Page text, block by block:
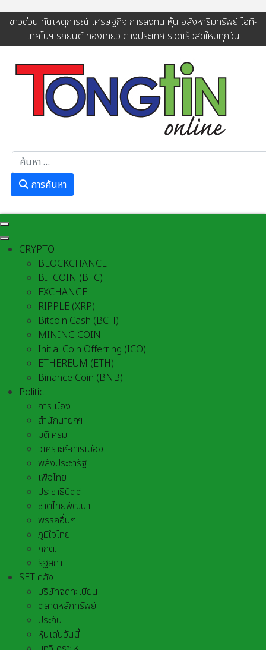
ข่าวด่วน ทันเหตุการณ์ เศรษฐกิจ การลงทุน หุ้น อสังหาริมทรัพย์ ไอที-
เทคโนฯ รถยนต์ ท่องเที่ยว ต่างประเทศ รวดเร็วสดใหม่ทุกวัน
การค้นหา
CRYPTO
BLOCKCHANCE
BITCOIN (BTC)
EXCHANGE
RIPPLE (XRP)
Bitcoin Cash (BCH)
MINING COIN
Initial Coin Offerring (ICO)
ETHEREUM (ETH)
Binance Coin (BNB)
Politic
การเมือง
สำนักนายกฯ
มติ ครม.
วิเคราะห์-การเมือง
พลังประชารัฐ
เพื่อไทย
ประชาธิปัตต์
ชาติไทยพัฒนา
พรรคอื่นๆ
ภูมิใจไทย
กกต.
รัฐสภา
SET-คลัง
บริษัทจดทะเบียน
ตลาดหลักทรัพย์
ประกัน
หุ้นเด่นวันนี้